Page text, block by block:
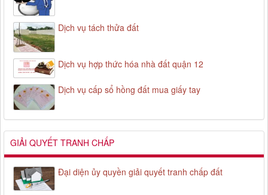
Dịch vụ tách thửa đất
Dịch vụ hợp thức hóa nhà đất quận 12
Dịch vụ cấp sổ hồng đất mua giấy tay
GIẢI QUYẾT TRANH CHẤP
Đại diện ủy quyền giải quyết tranh chấp đất